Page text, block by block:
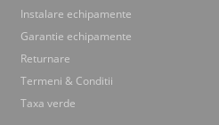
Instalare echipamente
Garantie echipamente
Returnare
Termeni & Conditii
Taxa verde